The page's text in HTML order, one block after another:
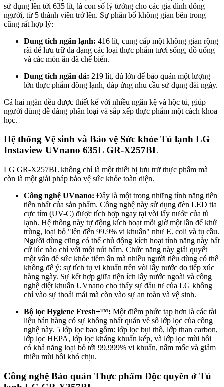
sử dụng lên tới 635 lít, là con số lý tưởng cho các gia đình đông
người, từ 5 thành viên trở lên. Sự phân bổ không gian bên trong
cũng rất hợp lý:
Dung tích ngăn lạnh: 416 lít, cung cấp một không gian rộng
rãi để lưu trữ đa dạng các loại thực phẩm tươi sống, đồ uống
và các món ăn đã chế biến.
Dung tích ngăn đá: 219 lít, đủ lớn để bảo quản một lượng
lớn thực phẩm đông lạnh, đáp ứng nhu cầu sử dụng dài ngày.
Cả hai ngăn đều được thiết kế với nhiều ngăn kệ và hộc tủ, giúp
người dùng dễ dàng phân loại và sắp xếp thực phẩm một cách khoa
học.
Hệ thống Vệ sinh và Bảo vệ Sức khỏe Tủ lạnh LG
Instaview UVnano 635L GR-X257BL
LG GR-X257BL không chỉ là một thiết bị lưu trữ thực phẩm mà
còn là một giải pháp bảo vệ sức khỏe toàn diện.
Công nghệ UVnano: Đây là một trong những tính năng tiên
tiến nhất của sản phẩm. Công nghệ này sử dụng đèn LED tia
cực tím (UV-C) được tích hợp ngay tại vòi lấy nước của tủ
lạnh. Hệ thống này tự động kích hoạt mỗi giờ một lần để khử
trùng, loại bỏ "lên đến 99.9% vi khuẩn" như E. coli và tụ cầu.
Người dùng cũng có thể chủ động kích hoạt tính năng này bất
cứ lúc nào chỉ với một nút bấm. Chức năng này giải quyết
một vấn đề sức khỏe tiềm ẩn mà nhiều người tiêu dùng có thể
không để ý: sự tích tụ vi khuẩn trên vòi lấy nước do tiếp xúc
hàng ngày. Sự kết hợp giữa tiện ích lấy nước ngoài và công
nghệ diệt khuẩn UVnano cho thấy sự đầu tư của LG không
chỉ vào sự thoải mái mà còn vào sự an toàn và vệ sinh.
Bộ lọc Hygiene Fresh+™: Một điểm phức tạp hơn là các tài
liệu bán hàng có sự không nhất quán về số lớp lọc của công
nghệ này. 5 lớp lọc bao gồm: lớp lọc bụi thô, lớp than carbon,
lớp lọc HEPA, lớp lọc kháng khuẩn kép, và lớp lọc mùi hôi
có khả năng loại bỏ tới 99.999% vi khuẩn, nấm mốc và giảm
thiểu mùi hôi khó chịu.
Công nghệ Bảo quản Thực phẩm Độc quyền ở Tủ